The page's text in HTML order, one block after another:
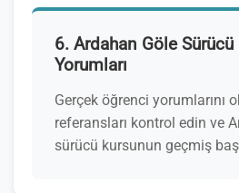
6. Ardahan Göle
Yorumları
Gerçek öğrenci yorumlarını
referansları kontrol edin ve
sürücü kursunun geçmiş